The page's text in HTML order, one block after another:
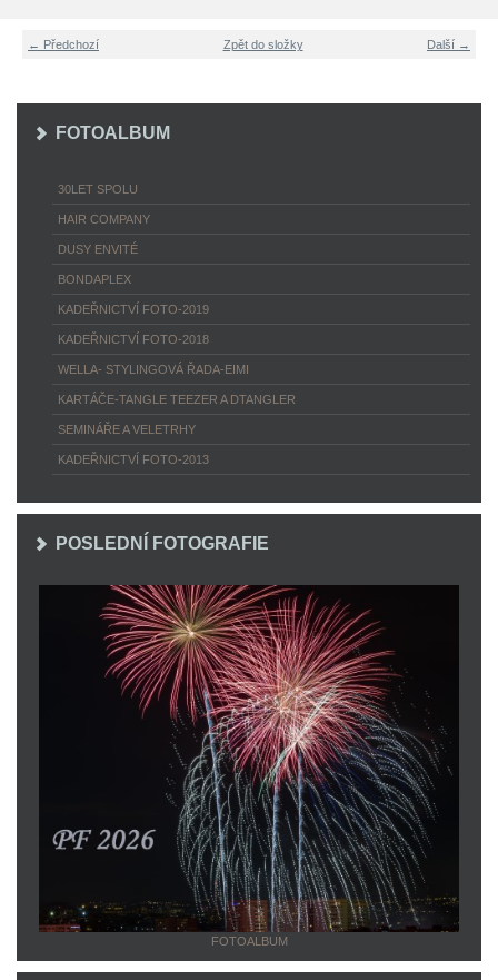
← Předchozí Další →
Zpět do složky
FOTOALBUM
30LET SPOLU
HAIR COMPANY
DUSY ENVITÉ
BONDAPLEX
KADEŘNICTVÍ FOTO-2019
KADEŘNICTVÍ FOTO-2018
WELLA- STYLINGOVÁ ŘADA-EIMI
KARTÁČE-TANGLE TEEZER A DTANGLER
SEMINÁŘE A VELETRHY
KADEŘNICTVÍ FOTO-2013
POSLEDNÍ FOTOGRAFIE
FOTOALBUM